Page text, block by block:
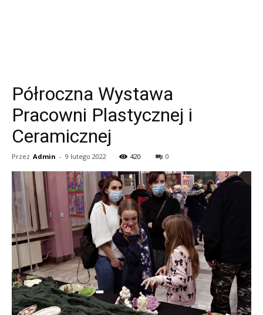
Półroczna Wystawa
Pracowni Plastycznej i
Ceramicznej
Przez Admin - 9 lutego 2022 420 0